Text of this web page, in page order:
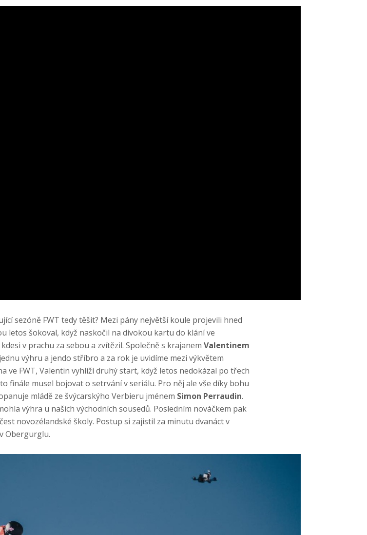
sezóně FWT tedy těšit? Mezi pány největší koule projevili hned
letos šokoval, když naskočil na divokou kartu do klání ve
v prachu za sebou a zvítězil. Společně s krajanem Valentinem
výhru a jendo stříbro a za rok je uvidíme mezi výkvětem
ve FWT, Valentin vyhlíží druhý start, když letos nedokázal po třech
finále musel bojovat o setrvání v seriálu. Pro něj ale vše díky bohu
mládě ze švýcarskýho Verbieru jménem Simon Perraudin.
výhra u našich východních sousedů. Posledním nováčkem pak
novozélandské školy. Postup si zajistil za minutu dvanáct v
Obergurglu.